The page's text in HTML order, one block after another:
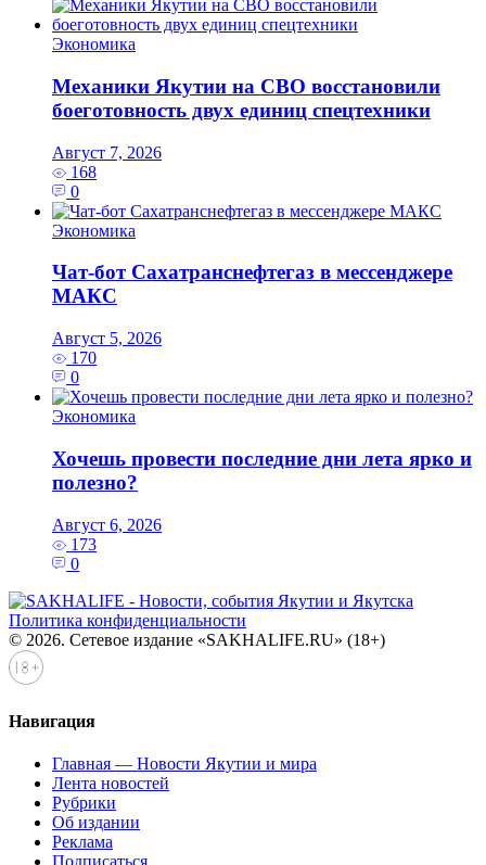
Экономика
Механики Якутии на СВО восстановили
боеготовность двух единиц спецтехники
Август 7, 2026
168
0
Экономика
Чат-бот Сахатранснефтегаз в мессенджере
МАКС
Август 5, 2026
170
0
Экономика
Хочешь провести последние дни лета ярко и
полезно?
Август 6, 2026
173
0
Политика конфиденциальности
© 2026. Сетевое издание «SAKHALIFE.RU» (18+)
Навигация
Главная — Новости Якутии и мира
Лента новостей
Рубрики
Об издании
Реклама